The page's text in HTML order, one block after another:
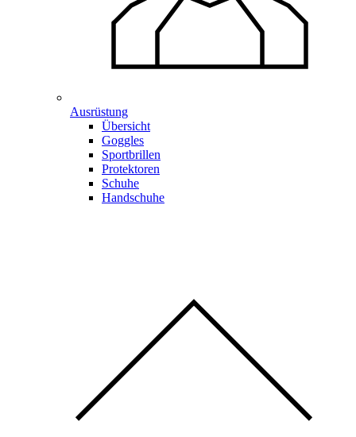
Ausrüstung
Übersicht
Goggles
Sportbrillen
Protektoren
Schuhe
Handschuhe